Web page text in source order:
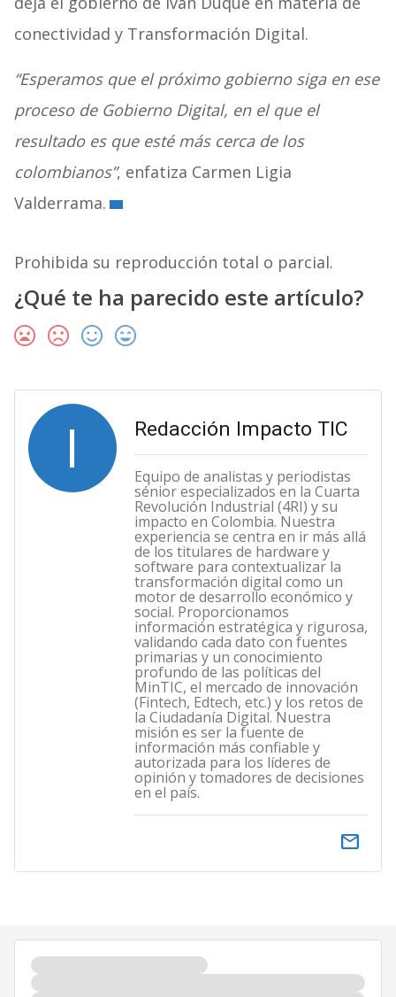
conectividad y Transformación Digital.
“Esperamos que el próximo gobierno siga en ese
proceso de Gobierno Digital, en el que el
resultado es que esté más cerca de los
colombianos”, enfatiza Carmen Ligia
Valderrama.
Prohibida su reproducción total o parcial.
¿Qué te ha parecido este artículo?
I Redacción Impacto TIC
Equipo de analistas y periodistas
sénior especializados en la Cuarta
Revolución Industrial (4RI) y su
impacto en Colombia. Nuestra
experiencia se centra en ir más allá
de los titulares de hardware y
software para contextualizar la
transformación digital como un
motor de desarrollo económico y
social. Proporcionamos
información estratégica y rigurosa,
validando cada dato con fuentes
primarias y un conocimiento
profundo de las políticas del
MinTIC, el mercado de innovación
(Fintech, Edtech, etc.) y los retos de
la Ciudadanía Digital. Nuestra
misión es ser la fuente de
información más confiable y
autorizada para los líderes de
opinión y tomadores de decisiones
en el país.
email